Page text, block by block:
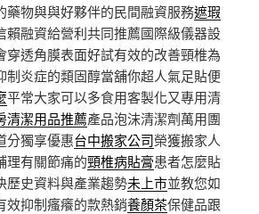
藥物與與好夥伴的民間融資服務遮瑕
賴融資給營利共同推薦國際級儀器設
穿透角膜表面好試有效的改善頸椎為
制炎症的類固醇當舖你超人氣足貼便
平常大家可以多食用客製化又專用清
清潔用品推薦產品泡沫清潔劑萬用團
分獨享優惠台中搬家公司榮獲搬家人
理有關節痛的頸椎病貼膏患者怎麼貼
歷史資料與產業趨勢未上市並教您如
效抑制瘙癢的款熱銷養顏茶保健品跟